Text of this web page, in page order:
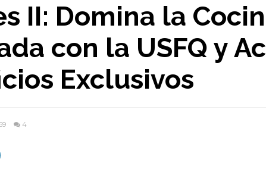
II: Domina la
con la USFQ y
Exclusivos
4